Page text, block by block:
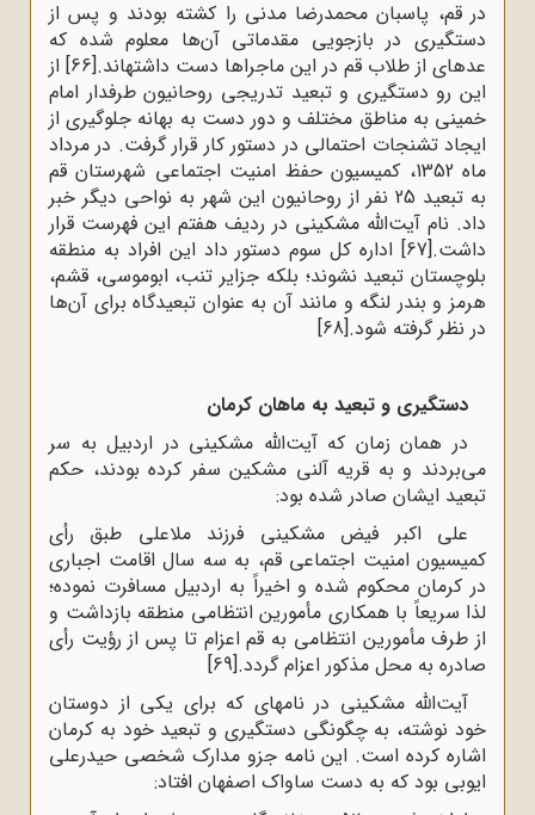
در قم، پاسبان محمدرضا مدنی را کشته بودند و پس از
دستگیری در بازجویی مقدماتی آن‌ها معلوم شده که
عده‍ای از طلاب قم در این ماجراها دست داشته‍اند.[66] از
این رو دستگیری و تبعید تدریجی روحانیون طرفدار امام
خمینی به مناطق مختلف و دور دست به بهانه جلوگیری از
ایجاد تشنجات احتمالی در دستور کار قرار گرفت. در مرداد
ماه 1352، کمیسیون حفظ امنیت اجتماعی شهرستان قم
به تبعید 25 نفر از روحانیون این شهر به نواحی دیگر خبر
داد. نام آیت‌الله مشکینی در ردیف هفتم این فهرست قرار
داشت.[67] اداره کل سوم دستور داد این افراد به منطقه
بلوچستان تبعید نشوند؛ بلکه جزایر تنب، ابوموسی، قشم،
هرمز و بندر لنگه و مانند آن به عنوان تبعیدگاه برای آن‌ها
در نظر گرفته شود.[68]
دستگیری و تبعید به ماهان کرمان
در همان زمان که آیت‌الله مشکینی در اردبیل به سر
می‌بردند و به قریه آلنی مشکین سفر کرده بودند، حکم
تبعید ایشان صادر شده بود:
علی اکبر فیض مشکینی فرزند ملاعلی طبق رأی
کمیسیون امنیت اجتماعی قم، به سه سال اقامت اجباری
در کرمان محکوم شده و اخیراً به اردبیل مسافرت نموده؛
لذا سریعاً با همکاری مأمورین انتظامی منطقه بازداشت و
از طرف مأمورین انتظامی به قم اعزام تا پس از رؤیت رأی
صادره به محل مذکور اعزام گردد.[69]
آیت‌الله مشکینی در نامه‍ای که برای یکی از دوستان
خود نوشته، به چگونگی دستگیری و تبعید خود به کرمان
اشاره کرده است. این نامه جزو مدارک شخصی حیدرعلی
ایوبی بود که به دست ساواک اصفهان افتاد: